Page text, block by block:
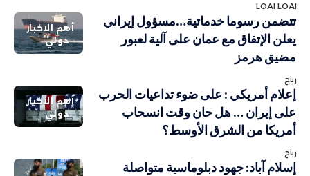
LOAI LOAI
أهم الاخبار
دولي
تتضمن رسوما خدماتية…مسؤول إيراني
يعلن الإتفاق مع عمان على آلية لعبور
مضيق هرمز
رباح
أهم الاخبار
دولي
إعلام أمريكي : على ضوء تداعيات الحرب
على إيران … هل حان وقت انسحاب
أمريكا من الشرق الأوسط؟
رباح
إسلام آباد: جهود دبلوماسية متواصلة